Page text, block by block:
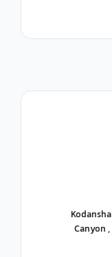
Kodansha
Canyon,